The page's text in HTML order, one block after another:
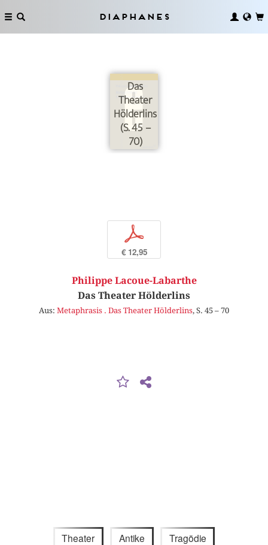
Diaphanes
Das
Theater
Hölderlins
(S. 45 –
70)
p
€ 12,95
Philippe Lacoue-Labarthe
Das Theater Hölderlins
Aus: Metaphrasis . Das Theater Hölderlins, S. 45 – 70
Theater Antike Tragödie